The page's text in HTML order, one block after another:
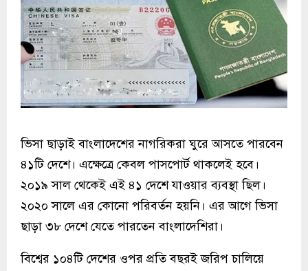
ভিসা ছাড়াই বাংলাদেশের নাগরিকরা ঘুরে আসতে পারবেন
৪১টি দেশে। এক্ষেত্রে কেবল পাসপোর্ট থাকলেই হবে।
২০১৯ সাল থেকেই এই ৪১ দেশে যাওয়ার ব্যবস্থা ছিল।
২০২০ সালে এর কোনো পরিবর্তন হয়নি। এর আগে ভিসা
ছাড়া ৩৮ দেশে যেতে পারতেন বাংলাদেশিরা।
বিশ্বের ১০৪টি দেশের ওপর প্রতি বছরই জরিপ চালিয়ে